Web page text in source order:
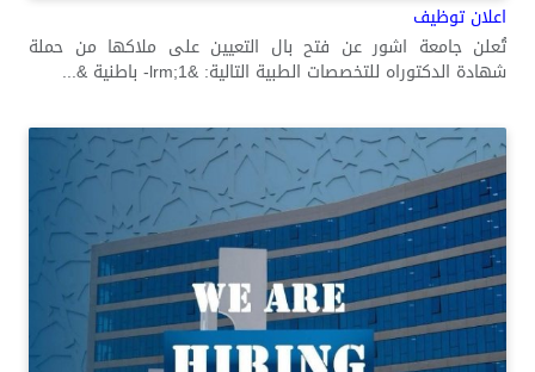
اعلان توظيف
تُعلن جامعة اشور عن فتح بال التعيين على ملاكها من حملة
شهادة الدكتوراه للتخصصات الطبية التالية: &lrm;1- باطنية &...